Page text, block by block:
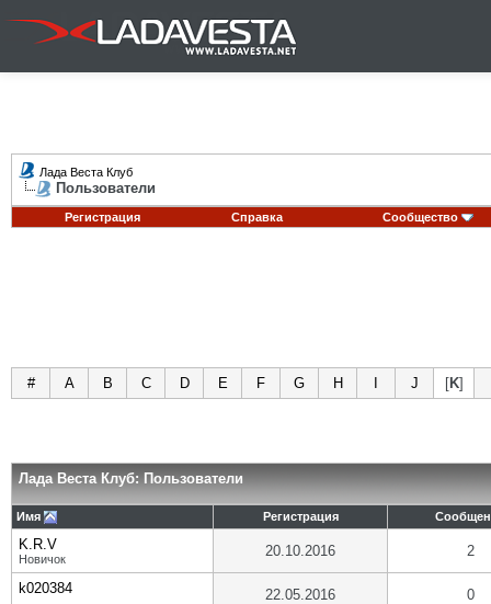
Лада Веста Клуб
Пользователи
Регистрация Справка Сообщество
# A B C D E F G H J [K]
Лада Веста Клуб: Пользователи
Имя Регистрация
K.R.V
Новичок 20.10.2016 2
k020384 22.05.2016 0